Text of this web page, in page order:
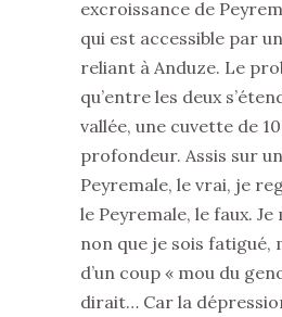
excroissance de
qui est accessible par
reliant à Anduze. Le
qu’entre les deux
vallée, une cuvette de
profondeur. Assis sur
Peyremale, le vrai, je
le Peyremale, le faux. Je
non que je sois fatigué,
d’un coup « mou du
dirait… Car la